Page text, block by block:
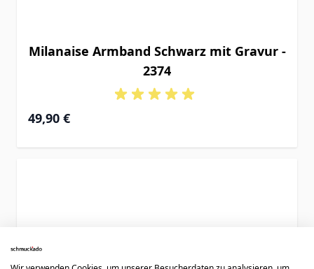
Milanaise Armband Schwarz mit Gravur -
2374
49,90 €